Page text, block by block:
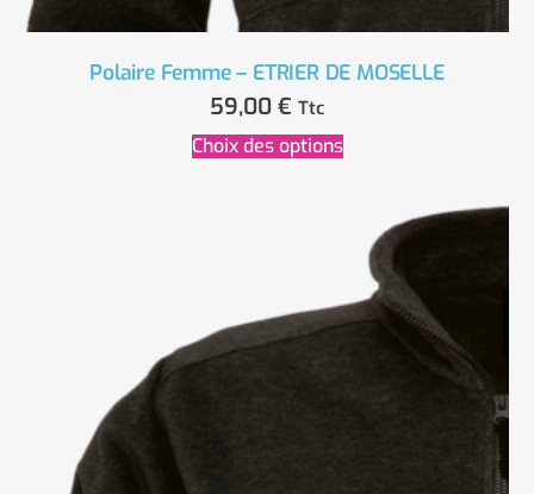
Polaire Femme – ETRIER DE MOSELLE
59,00 € Ttc
Choix des options